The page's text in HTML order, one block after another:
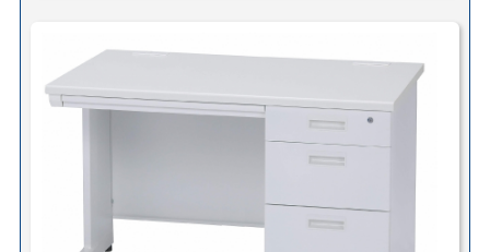
1台 ￥3,300～（自社便・搬入作業付
き/EV有り）
＊区により異なります。
＊組立対応可 組立費 2,000円/1台（税
■東京23区 1台で￥5,500（自社便・軒先渡し）
1台で￥8,800（自社便・搬入作業付き/EV